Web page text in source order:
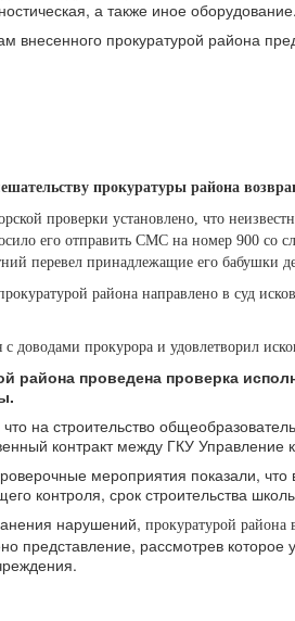
а также иное
внесенного прокуратурой района
прокуратуры района
проверки установлено, что
его отправить СМС на номер 900 со
перевел принадлежащие его бабушки
района направлено в суд
с доводами прокурора и удовлетворил
района проведена проверка
что на строительство
контракт между ГКУ
мероприятия показали, что
контроля, срок строительства
нарушений,прокуратурой района
представление, рассмотрев